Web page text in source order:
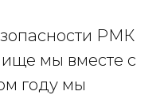
РМК
мы вместе с
году мы